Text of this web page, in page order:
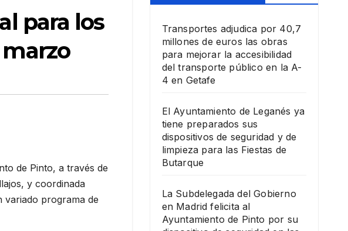
para los
de Pinto, a través de
y coordinada
variado programa de
Transportes adjudica por 40,7
millones de euros las obras
para mejorar la accesibilidad
del transporte público en la A-
4 en Getafe
El Ayuntamiento de Leganés ya
tiene preparados sus
dispositivos de seguridad y de
limpieza para las Fiestas de
Butarque
La Subdelegada del Gobierno
en Madrid felicita al
Ayuntamiento de Pinto por su